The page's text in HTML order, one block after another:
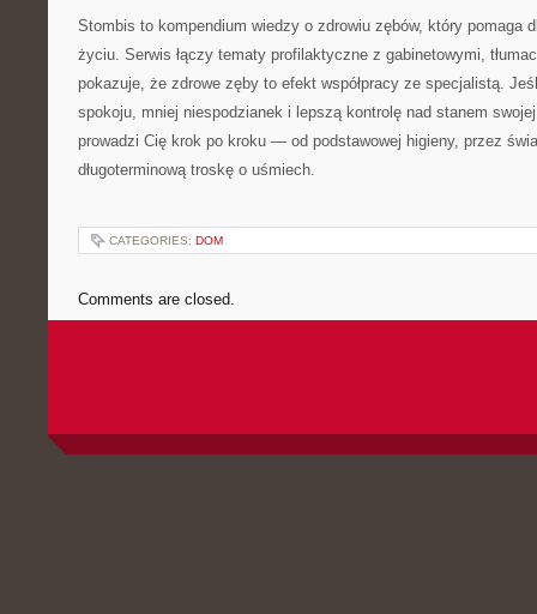
Stombis to kompendium wiedzy o zdrowiu zębów, który pomaga
życiu. Serwis łączy tematy profilaktyczne z gabinetowymi,
pokazuje, że zdrowe zęby to efekt współpracy ze specjalistą.
spokoju, mniej niespodzianek i lepszą kontrolę nad stanem
prowadzi Cię krok po kroku — od podstawowej higieny, przez
długoterminową troskę o uśmiech.
CATEGORIES: DOM
Comments are closed.